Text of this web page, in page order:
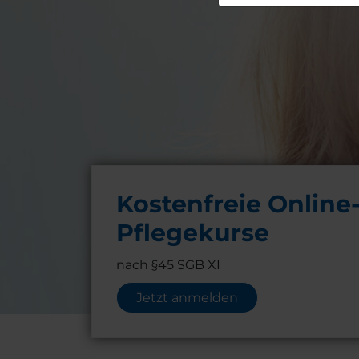
Kostenfreie
Pflegekurse
nach §45 SGB XI
Jetzt anmelden